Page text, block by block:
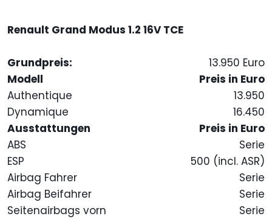
Renault Grand Modus 1.2 16V TCE
Grundpreis:
13.950 Euro
Modell
Preis in Euro
Authentique
13.950
Dynamique
16.450
Ausstattungen
Preis in Euro
ABS
Serie
ESP
500 (incl. ASR)
Airbag Fahrer
Serie
Airbag Beifahrer
Serie
Seitenairbags vorn
Serie